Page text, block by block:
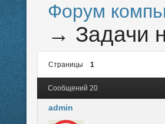
Форум
→ Задачи
Страницы 1
Сообщений 20
admin